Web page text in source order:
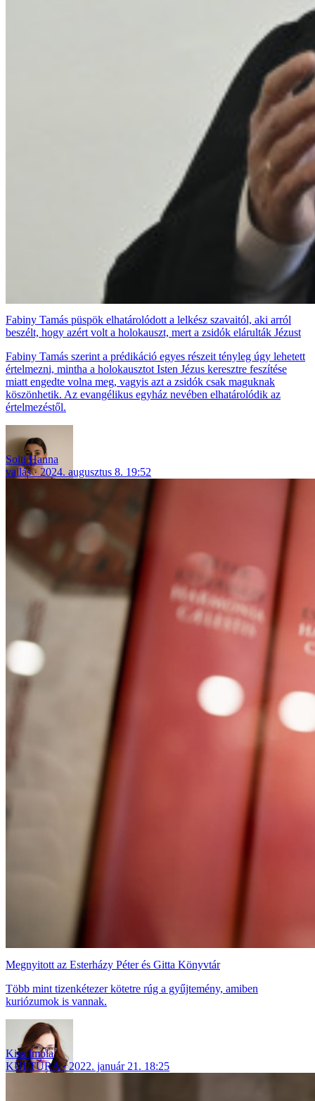
Fabiny Tamás püspök elhatárolódott a lelkész szavaitól, aki arról
beszélt, hogy azért volt a holokauszt, mert a zsidók elárulták Jézust
Fabiny Tamás szerint a prédikáció egyes részeit tényleg úgy lehetett
értelmezni, mintha a holokausztot Isten Jézus keresztre feszítése
miatt engedte volna meg, vagyis azt a zsidók csak maguknak
köszönhetik. Az evangélikus egyház nevében elhatárolódik az
értelmezéstől.
Solti Hanna
vallás
2024. augusztus 8. 19:52
Megnyitott az Esterházy Péter és Gitta Könyvtár
Több mint tizenkétezer kötetre rúg a gyűjtemény, amiben
kuriózumok is vannak.
Kiss Imola
KULTÚRA
2022. január 21. 18:25